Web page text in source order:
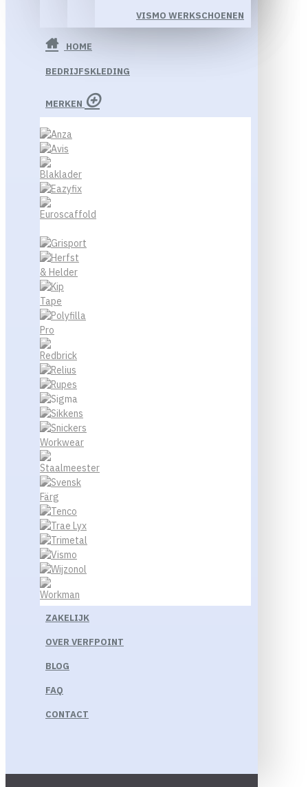
VISMO WERKSCHOENEN
HOME
BEDRIJFSKLEDING
MERKEN
ZAKELIJK
OVER VERFPOINT
BLOG
FAQ
CONTACT